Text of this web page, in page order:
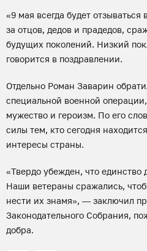
«9 мая всегда будет
за отцов, дедов и прадедов,
будущих поколений. Низкий
говорится в поздравлении.
Отдельно Роман Заварин
специальной военной
мужество и героизм. По его
силы тем, кто сегодня
интересы страны.
«Твердо убежден, что
Наши ветераны сражались,
нести их знамя», — заключил
Законодательного Собрания,
добра.